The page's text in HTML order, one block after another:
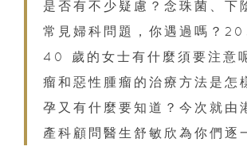
是否有不少疑慮？念珠菌、下
常見婦科問題，你遇過嗎？20
40 歲的女士有什麼須要注意
瘤和惡性腫瘤的治療方法是怎
孕又有什麼要知道？今次就由
產科顧問醫生舒敏欣為你們逐